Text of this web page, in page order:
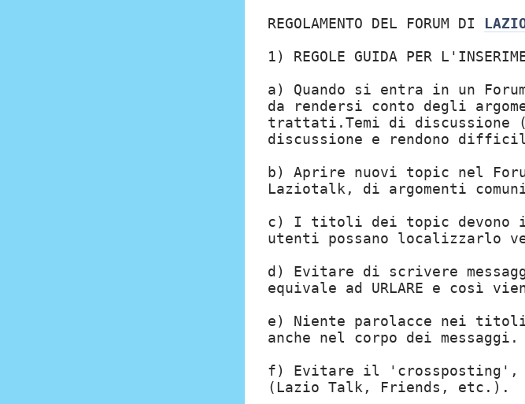
REGOLAMENTO DEL FORUM DI
1) REGOLE GUIDA PER
a) Quando si entra in un
da rendersi conto degli
trattati.Temi di discussione
discussione e rendono
b) Aprire nuovi topic nel
Laziotalk, di argomenti
c) I titoli dei topic devono
utenti possano localizzarlo
d) Evitare di scrivere
equivale ad URLARE e così
e) Niente parolacce nei
anche nel corpo dei messaggi.
f) Evitare il 'crossposting',
(Lazio Talk, Friends, etc.).